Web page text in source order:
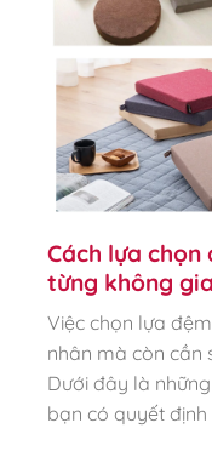
Cách lựa
từng không
Việc chọn lựa
nhân mà còn cần
Dưới đây là
bạn có quyết